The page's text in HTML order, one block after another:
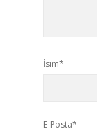
İsim*
E-Posta*